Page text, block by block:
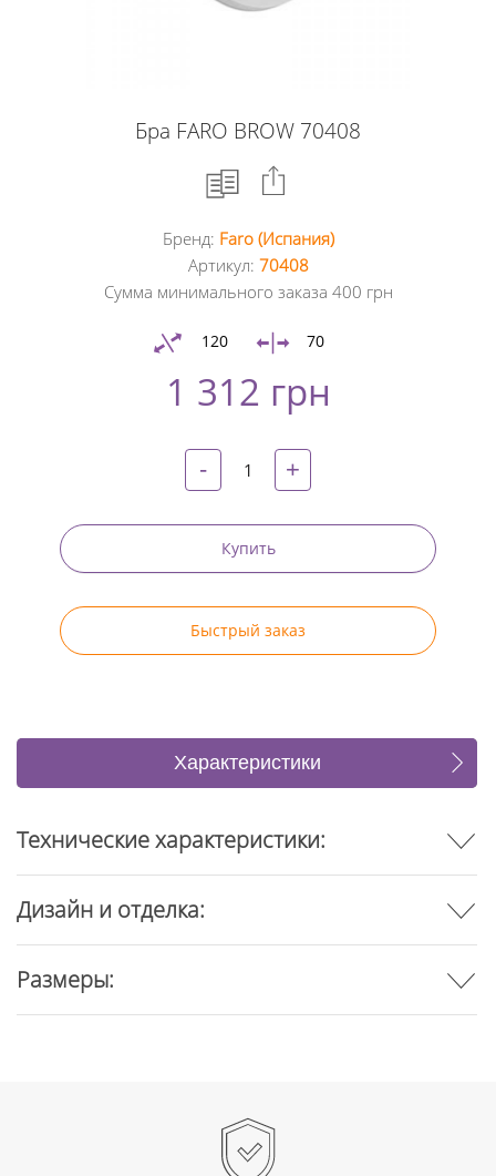
Бра FARO BROW 70408
Facebook
+
Twitter
Pinterest
Бренд: Faro (Испания)
Артикул: 70408
Сумма минимального заказа 400 грн
120 70
1 312 грн
- +
Купить
Быстрый заказ
Характеристики
Отзывы
Технические характеристики:
Дизайн и отделка:
Размеры: